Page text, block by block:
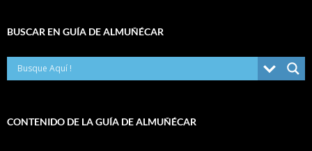
BUSCAR EN GUÍA DE ALMUÑÉCAR
CONTENIDO DE LA GUÍA DE ALMUÑÉCAR